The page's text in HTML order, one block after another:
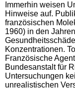
Immerhin weisen
Hinweise auf.
französischen
1960) in den
Konzentrationen.
Französische
Bundesanstalt für
Untersuchungen
unrealistischen